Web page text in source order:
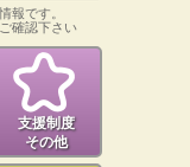
報です。
確認下さい
支援制度
その他